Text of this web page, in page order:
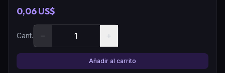
0,06 US$
Cant. − +
Añadir al carrito